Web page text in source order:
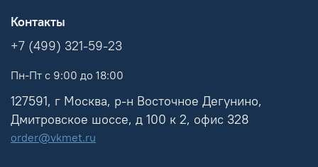
Контакты
+7 (499) 321-59-23
Пн-Пт с 9:00 до 18:00
127591, г Москва, р-н Восточное Дегунино,
Дмитровское шоссе, д 100 к 2, офис 328
order@vkmet.ru